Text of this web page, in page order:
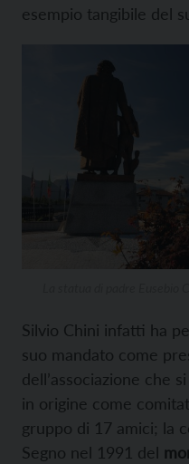
esempio tangibile del
Silvio Chini infatti ha
suo mandato come
dell’associazione che
in origine come
gruppo di 17 amici; la
Segno nel 1991 del